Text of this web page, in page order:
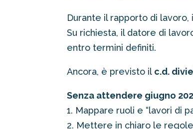
Durante il rapporto di lavoro, i
Su richiesta, il datore di
entro termini definiti.
Ancora, è previsto il c.d.
Senza attendere giugno
1. Mappare ruoli e “lavori di
2. Mettere in chiaro le